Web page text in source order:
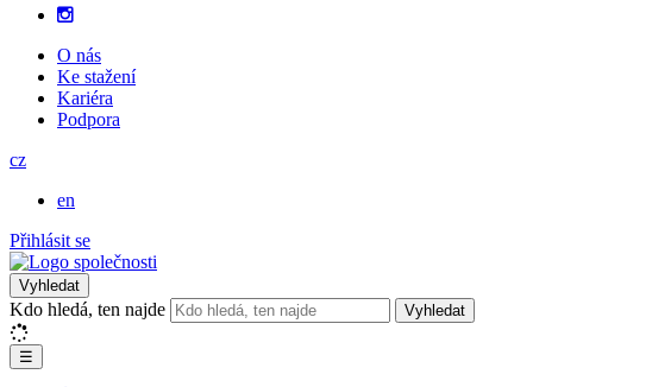
O nás
Ke stažení
Kariéra
Podpora
cz
en
Přihlásit se
Vyhledat
Kdo hledá, ten najde Vyhledat
☰